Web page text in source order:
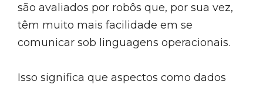
são avaliados por robôs que, por sua vez,
têm muito mais facilidade em se
comunicar sob linguagens operacionais.
Isso significa que aspectos como dados